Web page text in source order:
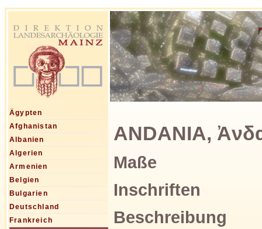
Ägypten
Afghanistan
Albanien
Algerien
Armenien
Belgien
Bulgarien
Deutschland
Frankreich
ANDANIA,
Maße
Inschriften
Beschreibung